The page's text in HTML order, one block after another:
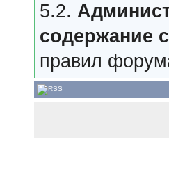
5.2.
содержание
правил